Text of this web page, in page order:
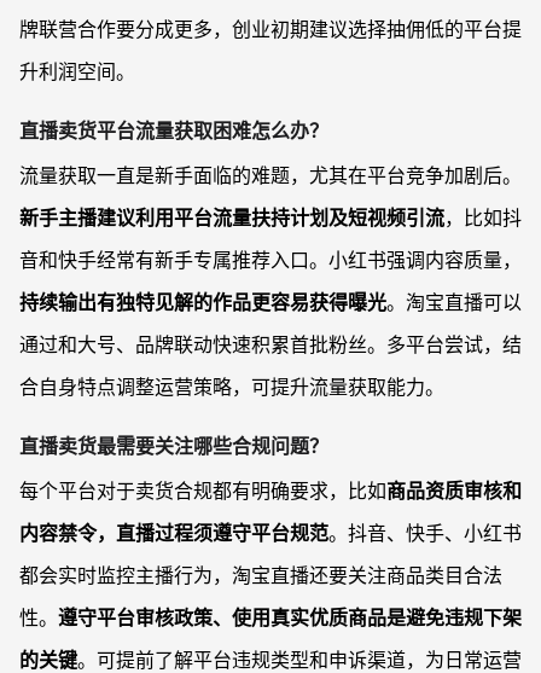
牌联营合作要分成更多，创业初期建议选择抽佣低的平台提
升利润空间。
直播卖货平台流量获取困难怎么办？
流量获取一直是新手面临的难题，尤其在平台竞争加剧后。
新手主播建议利用平台流量扶持计划及短视频引流，比如抖
音和快手经常有新手专属推荐入口。小红书强调内容质量，
持续输出有独特见解的作品更容易获得曝光。淘宝直播可以
通过和大号、品牌联动快速积累首批粉丝。多平台尝试，结
合自身特点调整运营策略，可提升流量获取能力。
直播卖货最需要关注哪些合规问题？
每个平台对于卖货合规都有明确要求，比如商品资质审核和
内容禁令，直播过程须遵守平台规范。抖音、快手、小红书
都会实时监控主播行为，淘宝直播还要关注商品类目合法
性。 遵守平台审核政策、使用真实优质商品是避免违规下架
的关键。可提前了解平台违规类型和申诉渠道，为日常运营